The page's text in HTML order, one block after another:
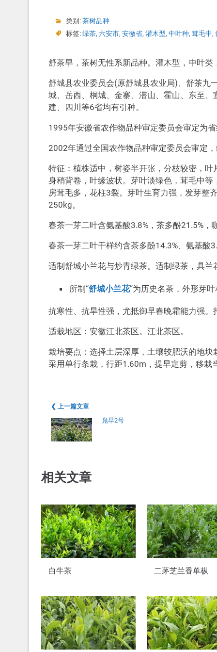
类别:茶树品种
标签:绿茶, 六安市, 安徽省, 灌木型, 中叶种, 茸毛中,
舒茶早，茶树无性系新品种。灌木型，中叶类
舒城县农业委员会(原舒城县农业局)、舒茶九
城、岳西、桐城、金寨、潜山、霍山、东至
建、四川等6省均有引种。
1995年安徽省农作物品种审定委员会审定为
2002年通过全国农作物品种审定委员会审定
特征：植株适中，树姿半开张，分枝较密，
身稍背卷，叶缘波状。芽叶淡绿色，茸毛中
房茸毛多，花柱3裂。芽叶生育力强，发芽整
250kg。
春茶一芽二叶含氨基酸3.8%，茶多酚21.5%，
春茶一芽二叶干样约含茶多酚14.3%、氨基酸
适制舒城小兰花与炒青绿茶。适制绿茶，具兰
所制“舒城小兰花”为历史名茶，外形芽
抗寒性、抗旱性强，尤抵御早春晚霜能力强。
适栽地区：安徽江北茶区。江北茶区。
栽培要点：选择土层深厚，土壤较肥沃的地
采用单行条栽，行距1.60m，提早定剪，移
❮ 上一篇文章
凫早2号
相关文章
白牛茶 二茅芝兰香单枞